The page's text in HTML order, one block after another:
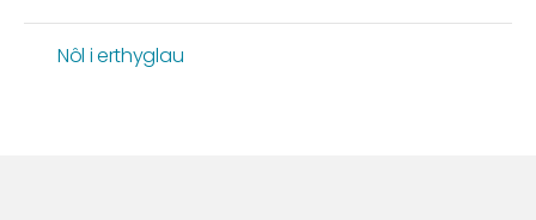
Nôl i erthyglau